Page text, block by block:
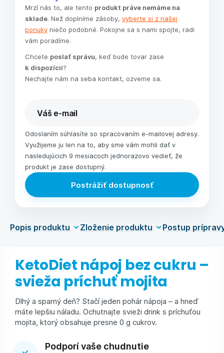
Mrzí nás to, ale tento produkt práve nemáme na
sklade. Než doplníme zásoby, vyberte si z našej
ponuky niečo podobné. Pokojne sa s nami spojte, radi
vám poradíme.
Chcete poslať správu, keď bude tovar zase
k dispozícii?
Nechajte nám na seba kontakt, ozveme sa.
Odoslaním súhlasíte so spracovaním e-mailovej adresy.
Využijeme ju len na to, aby sme vám mohli dať v
nasledujúcich 9 mesiacoch jednorazovo vedieť, že
produkt je zase dostupný.
Postrážiť dostupnosť
Popis produktu Zloženie produktu Postup
KetoDiet nápoj bez cukru –
svieža príchuť mojita
Dlhý a sparný deň? Stačí jeden pohár nápoja – a hneď
máte lepšiu náladu. Ochutnajte svieži drink s príchuťou
mojita, ktorý obsahuje presne 0 g cukrov.
Podporí vaše chudnutie